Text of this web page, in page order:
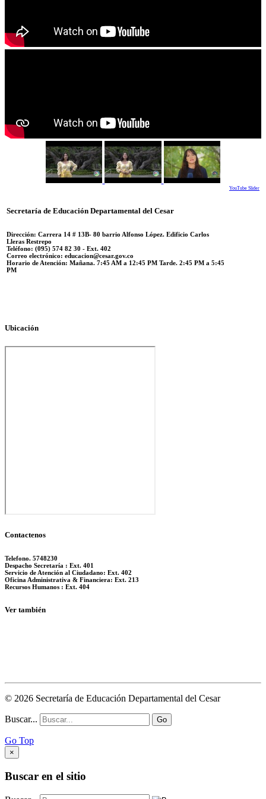
YouTube Slider
Secretaría de Educación Departamental del Cesar
Dirección: Carrera 14 # 13B- 80 barrio Alfonso López. Edificio Carlos
Lleras Restrepo
Teléfono: (095) 574 82 30 - Ext. 402
Correo electrónico: educacion@cesar.gov.co
Horario de Atención: Mañana. 7:45 AM a 12:45 PM Tarde. 2:45 PM a 5:45
PM
Ubicación
Contactenos
Telefono. 5748230
Despacho Secretaría : Ext. 401
Servicio de Atención al Ciudadano: Ext. 402
Oficina Administrativa & Financiera: Ext. 213
Recursos Humanos : Ext. 404
Ver también
© 2026 Secretaría de Educación Departamental del Cesar
Buscar... Go
Go Top
×
Buscar en el sitio